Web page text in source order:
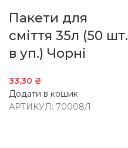
Пакети для
сміття 35л (50 шт.
в уп.) Чорні
33,30 ₴
Додати в кошик
АРТИКУЛ: 70008/1